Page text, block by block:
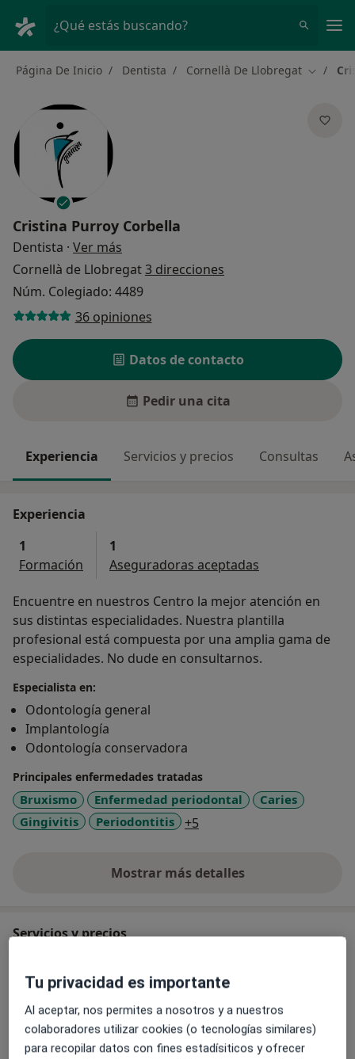
¿Qué estás buscando?
Página De Inicio Dentista Cornellà De Llobregat
Cristina Purroy Corbella
Dentista · Ver más
Cornellà de Llobregat3 direcciones
Núm. Colegiado: 4489
36 opiniones
Datos de contacto
Pedir una cita
Experiencia Servicios y precios Consultas
Experiencia
1
Formación
1
Aseguradoras aceptadas
Encuentre en nuestros Centro la mejor atención en
sus distintas especialidades. Nuestra plantilla
profesional está compuesta por una amplia gama de
especialidades. No dude en consultarnos.
Especialista en:
Odontología general
Implantología
Odontología conservadora
Principales enfermedades tratadas
Bruxismo Enfermedad periodontal
Caries
Gingivitis
Periodontitis +5
Mostrar más detalles
sobre la experiencia
Servicios y precios
Desde 0 € Detalles
Limpieza dental
Detalles
Tu privacidad es importante
Al aceptar, nos permites a nosotros y a nuestros
colaboradores utilizar cookies (o tecnologías similares)
para recopilar datos con fines estadísiticos y ofrecer